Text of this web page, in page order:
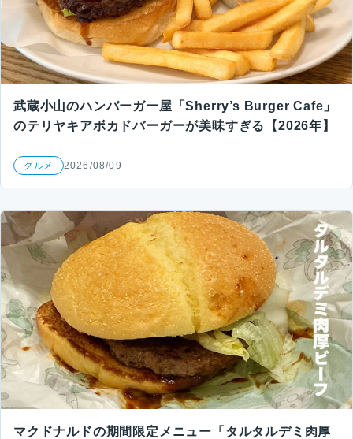
武蔵小山のハンバーガー屋「Sherry’s Burger Cafe」
のテリヤキアボカドバーガーが美味すぎる【2026年】
グルメ 2026/08/09
マクドナルドの期間限定メニュー「タルタルデミ肉厚